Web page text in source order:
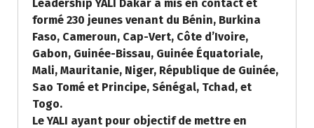
Leadership YALI Dakar a mis en contact et
formé 230 jeunes venant du Bénin, Burkina
Faso, Cameroun, Cap-Vert, Côte d’Ivoire,
Gabon, Guinée-Bissau, Guinée Équatoriale,
Mali, Mauritanie, Niger, République de Guinée,
Sao Tomé et Principe, Sénégal, Tchad, et
Togo.
Le YALI ayant pour objectif de mettre en